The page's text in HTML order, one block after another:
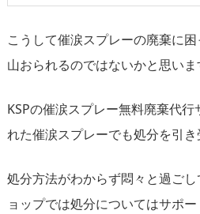
こうして催涙スプレーの廃棄に
山おられるのではないかと思いま
KSPの催涙スプレー無料廃棄代
れた催涙スプレーでも処分を引き
処分方法がわからず悶々と過ご
ョップでは処分についてはサポ